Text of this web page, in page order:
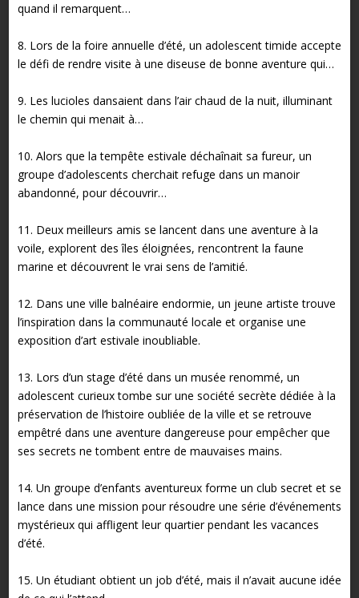
quand il remarquent…
8. Lors de la foire annuelle d’été, un adolescent timide accepte
le défi de rendre visite à une diseuse de bonne aventure qui…
9. Les lucioles dansaient dans l’air chaud de la nuit, illuminant
le chemin qui menait à…
10. Alors que la tempête estivale déchaînait sa fureur, un
groupe d’adolescents cherchait refuge dans un manoir
abandonné, pour découvrir…
11. Deux meilleurs amis se lancent dans une aventure à la
voile, explorent des îles éloignées, rencontrent la faune
marine et découvrent le vrai sens de l’amitié.
12. Dans une ville balnéaire endormie, un jeune artiste trouve
l’inspiration dans la communauté locale et organise une
exposition d’art estivale inoubliable.
13. Lors d’un stage d’été dans un musée renommé, un
adolescent curieux tombe sur une société secrète dédiée à la
préservation de l’histoire oubliée de la ville et se retrouve
empêtré dans une aventure dangereuse pour empêcher que
ses secrets ne tombent entre de mauvaises mains.
14. Un groupe d’enfants aventureux forme un club secret et se
lance dans une mission pour résoudre une série d’événements
mystérieux qui affligent leur quartier pendant les vacances
d’été.
15. Un étudiant obtient un job d’été, mais il n’avait aucune idée